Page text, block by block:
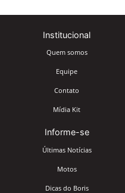
Institucional
Quem somos
Equipe
Contato
Mídia Kit
Informe-se
Últimas Notícias
Motos
Dicas do Boris